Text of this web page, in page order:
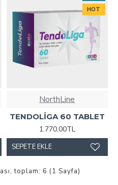
HOT
NorthLine
TENDOLİGA 60 TABLET
1.770,00TL
SEPETE EKLE
toplam: 6 (1 Sayfa)